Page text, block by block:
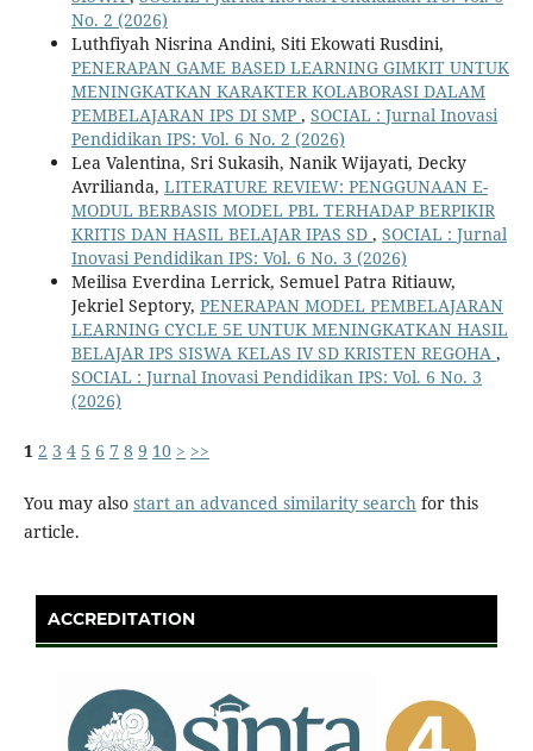
No. 2 (2026)
Luthfiyah Nisrina Andini, Siti Ekowati Rusdini,
PENERAPAN GAME BASED LEARNING GIMKIT UNTUK
MENINGKATKAN KARAKTER KOLABORASI DALAM
PEMBELAJARAN IPS DI SMP , SOCIAL : Jurnal Inovasi
Pendidikan IPS: Vol. 6 No. 2 (2026)
Lea Valentina, Sri Sukasih, Nanik Wijayati, Decky
Avrilianda, LITERATURE REVIEW: PENGGUNAAN E-
MODUL BERBASIS MODEL PBL TERHADAP BERPIKIR
KRITIS DAN HASIL BELAJAR IPAS SD , SOCIAL : Jurnal
Inovasi Pendidikan IPS: Vol. 6 No. 3 (2026)
Meilisa Everdina Lerrick, Semuel Patra Ritiauw,
Jekriel Septory, PENERAPAN MODEL PEMBELAJARAN
LEARNING CYCLE 5E UNTUK MENINGKATKAN HASIL
BELAJAR IPS SISWA KELAS IV SD KRISTEN REGOHA ,
SOCIAL : Jurnal Inovasi Pendidikan IPS: Vol. 6 No. 3
(2026)
1 2 3 4 5 6 7 8 9 10 > >>
You may also start an advanced similarity searchfor this
article.
ACCREDITATION